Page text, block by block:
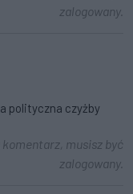
zalogowany.
polityczna czyżby
musisz być
zalogowany.